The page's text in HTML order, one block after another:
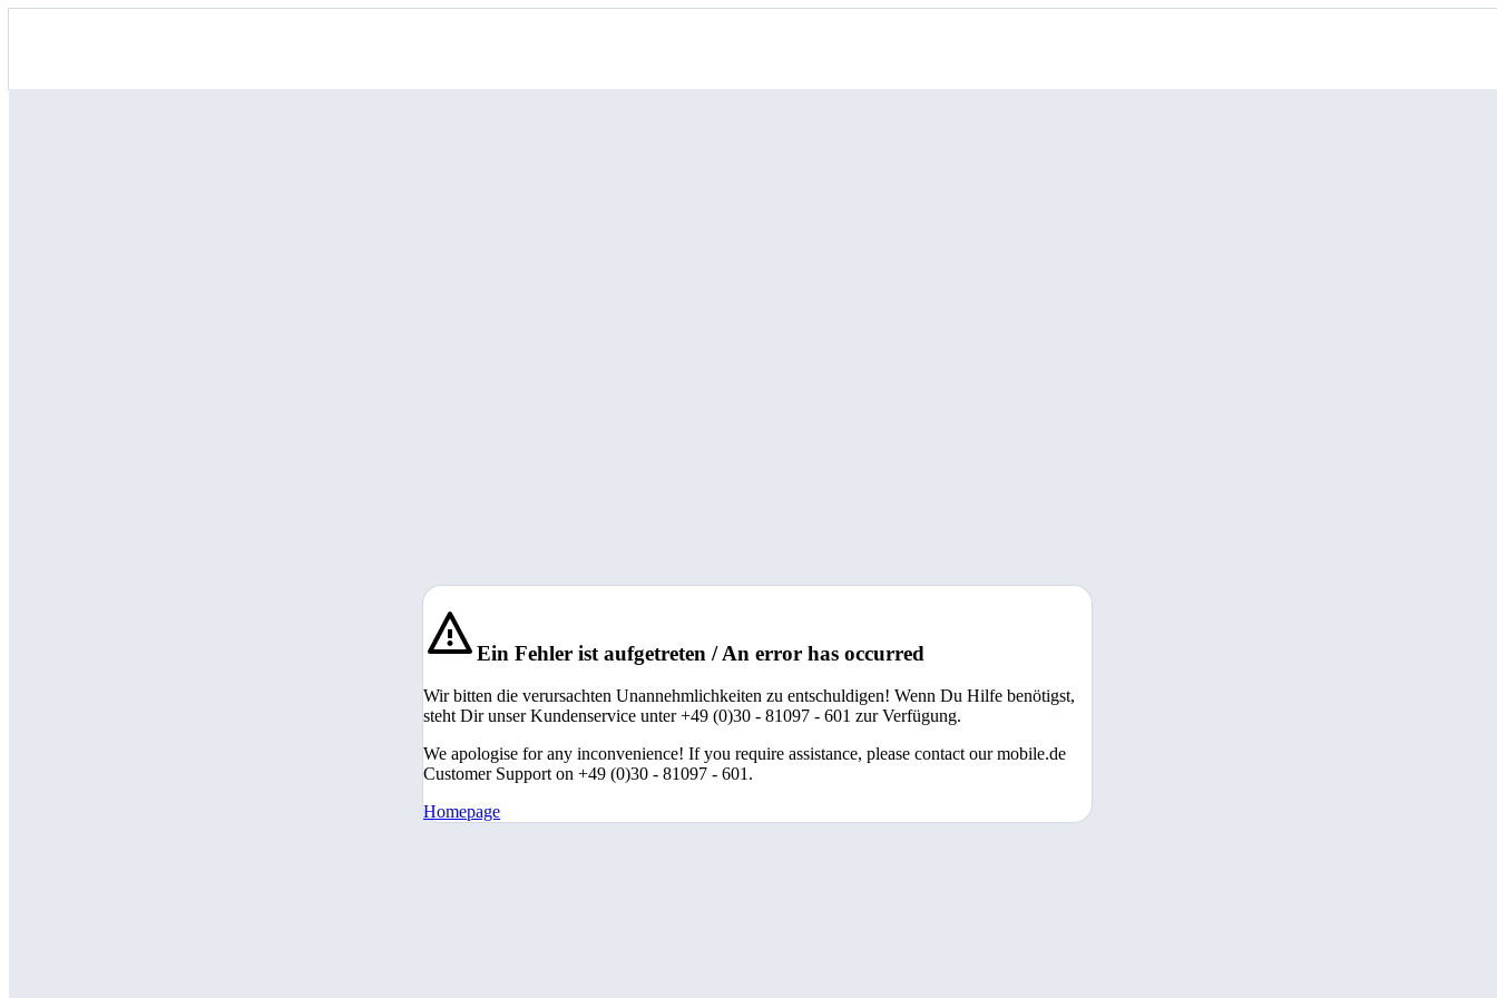
Ein Fehler ist aufgetreten / An error has occurred
Wir bitten die verursachten Unannehmlichkeiten zu entschuldigen! Wenn Du Hilfe benötigst,
steht Dir unser Kundenservice unter +49 (0)30 - 81097 - 601 zur Verfügung.
We apologise for any inconvenience! If you require assistance, please contact our mobile.de
Customer Support on +49 (0)30 - 81097 - 601.
Homepage